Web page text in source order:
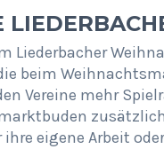
Liederbacher
beim
Vereine mehr
eigene Arbeit